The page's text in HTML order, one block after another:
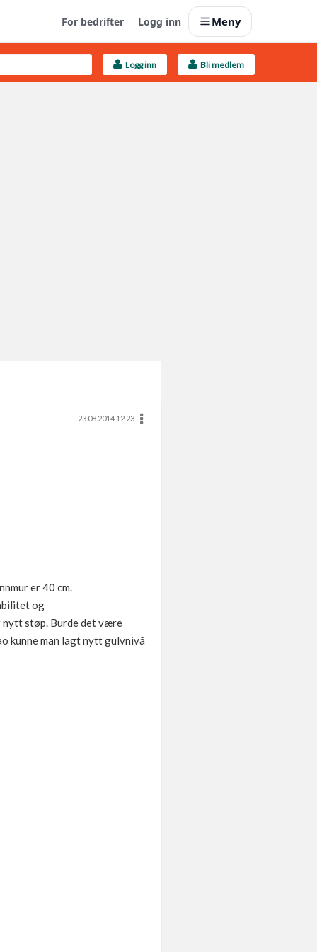
For bedrifter Logg inn Meny
Last opp selv Logg inn Bli medlem
23.08.2014 12.23
er 40 cm.
og
nytt støp. Burde det være
kunne man lagt nytt gulvnivå